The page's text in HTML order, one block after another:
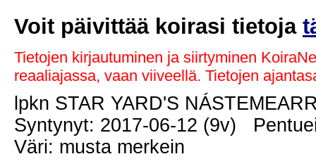
Voit päivittää koirasi tietoja
Tietojen kirjautuminen ja siirtyminen
reaaliajassa, vaan viiveellä. Tietojen
lpkn STAR YARD'S
Syntynyt: 2017-06-12 (9v)
Väri: musta merkein